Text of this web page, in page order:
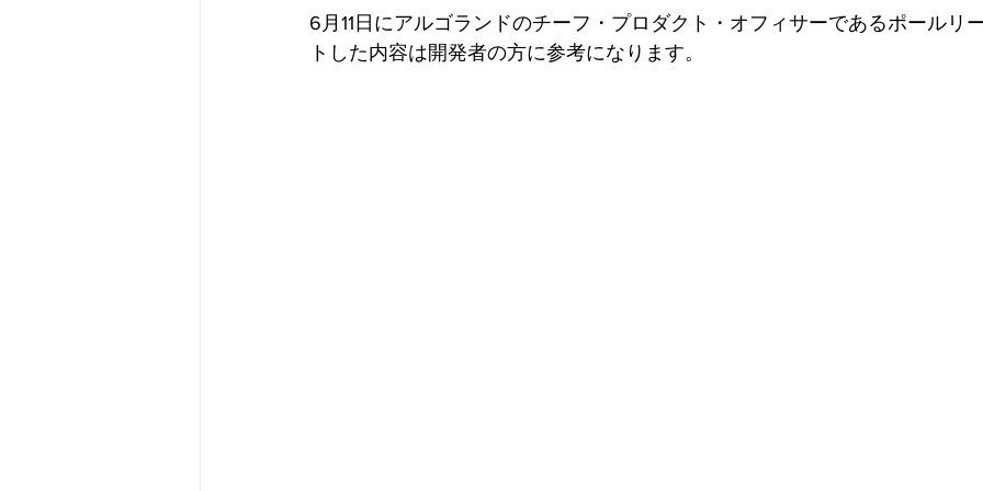
6月11日にアルゴランドのチーフ・プロダクト・オフィサーであるポールリ
トした内容は開発者の方に参考になります。